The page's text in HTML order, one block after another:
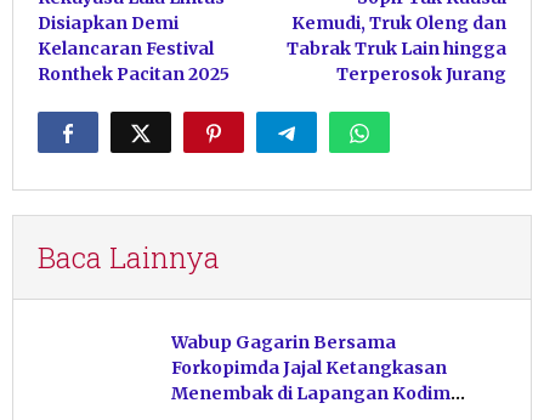
pos
Disiapkan Demi
Kelancaran Festival
Ronthek Pacitan 2025
Kemudi, Truk Oleng dan
Tabrak Truk Lain hingga
Terperosok Jurang
Baca Lainnya
Wabup Gagarin Bersama
Forkopimda Jajal Ketangkasan
Menembak di Lapangan Kodim